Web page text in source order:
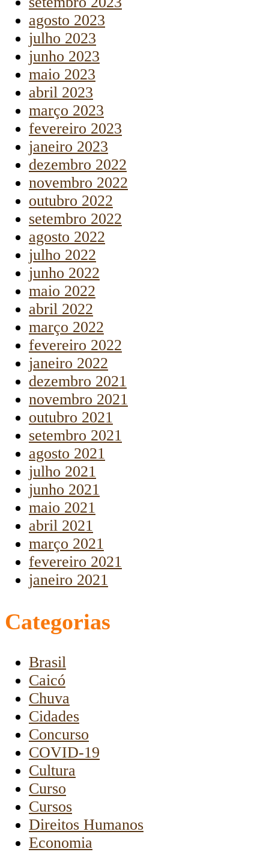
agosto 2023
julho 2023
junho 2023
maio 2023
abril 2023
março 2023
fevereiro 2023
janeiro 2023
dezembro 2022
novembro 2022
outubro 2022
setembro 2022
agosto 2022
julho 2022
junho 2022
maio 2022
abril 2022
março 2022
fevereiro 2022
janeiro 2022
dezembro 2021
novembro 2021
outubro 2021
setembro 2021
agosto 2021
julho 2021
junho 2021
maio 2021
abril 2021
março 2021
fevereiro 2021
janeiro 2021
Categorias
Brasil
Caicó
Chuva
Cidades
Concurso
COVID-19
Cultura
Curso
Cursos
Direitos Humanos
Economia